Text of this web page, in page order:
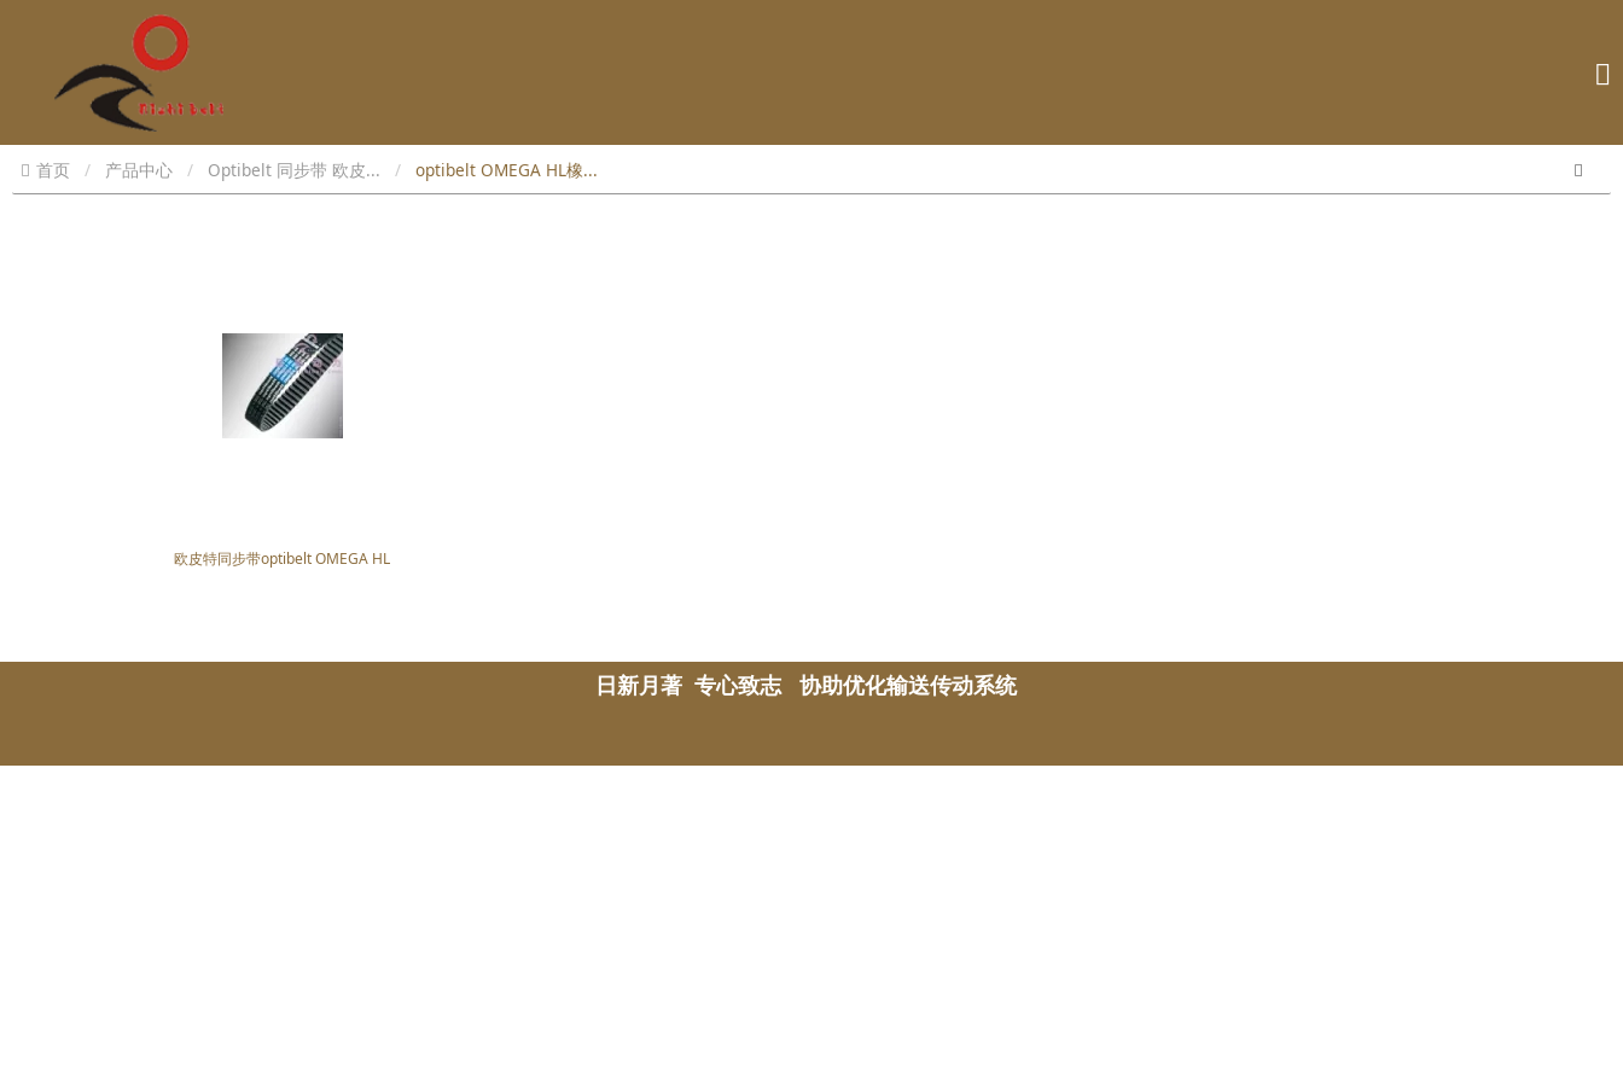
首页 产品中心 Optibelt 同步带 欧皮... optibelt OMEGA HL橡...
欧皮特同步带optibelt OMEGA HL
日新月著 专心致志 协助优化输送传动系统